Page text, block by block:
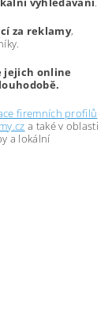
za reklamy,
jejich online
firemních profilů
a také v oblasti
a lokální